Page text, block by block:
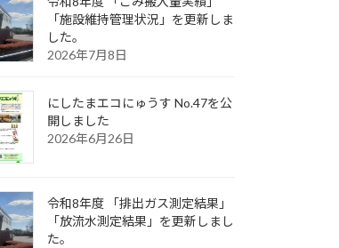
「施設維持管理状況」を更新しま
した。
2026年7月8日
にしたまエコにゅうす No.47を公
開しました
2026年6月26日
令和8年度 「排出ガス測定結果」
「放流水測定結果」を更新しまし
た。